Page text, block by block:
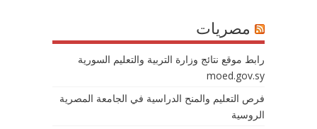
مصريات
رابط موقع نتائج وزارة التربية والتعليم السورية
moed.gov.sy
فرص التعليم والمنح الدراسية في الجامعة المصرية
الروسية